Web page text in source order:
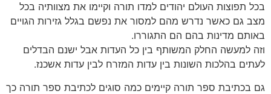
בכל תפוצות העולם יהודים למדו תורה וקיימו את מצוותיה בכל
מצב גם כאשר נדרש מהם למסור את נפשם בגלל גזירות הגויים
באותם מדינות בהם הם התגוררו.
וזה למעשה החלק המשותף בין כל העדות אבל ישנם הבדלים
לעתים בהלכות השונות בין עדות המזרח לבין עדות אשכנז.
גם בכתיבת ספר תורה קיימים כמה סוגים לכתיבת ספר תורה כך